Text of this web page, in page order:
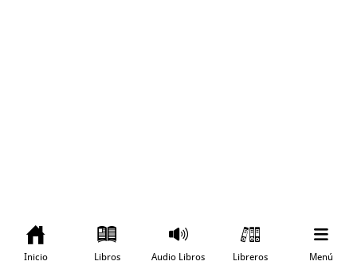
Inicio Libros Audio Libros Libreros Menú